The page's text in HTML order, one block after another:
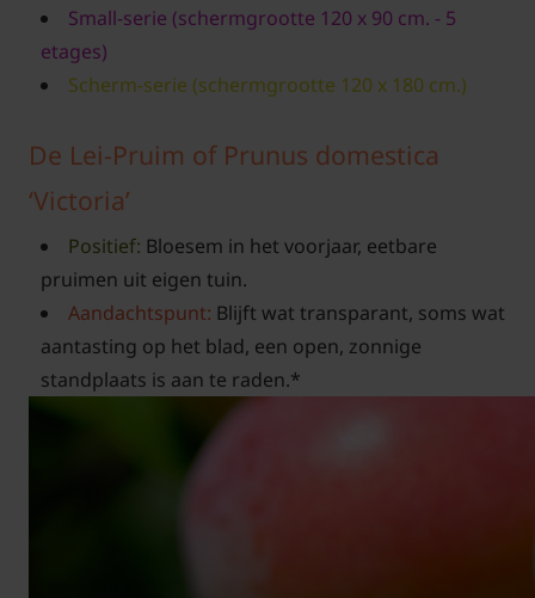
Small-serie (schermgrootte 120 x 90 cm. - 5
etages)
Scherm-serie (schermgrootte 120 x 180 cm.)
De Lei-Pruim of Prunus domestica
‘Victoria’
Positief: Bloesem in het voorjaar, eetbare
pruimen uit eigen tuin.
Aandachtspunt: Blijft wat transparant, soms wat
aantasting op het blad, een open, zonnige
standplaats is aan te raden.*